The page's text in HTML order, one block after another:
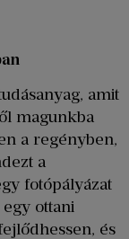
amit
magunkba
a regényben,
a
fotópályázat
ottani
és